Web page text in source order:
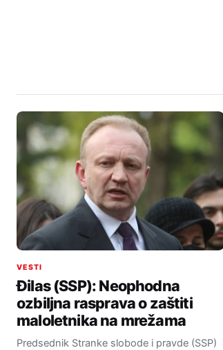
VESTI
Đilas (SSP): Neophodna
ozbiljna rasprava o zaštiti
maloletnika na mrežama
Predsednik Stranke slobode i pravde (SSP)